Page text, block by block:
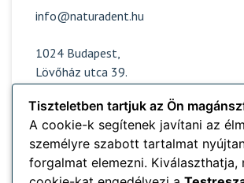
info@naturadent.hu
1024 Budapest,
Lövőház utca 39.
Nyitvatartás
Népszerű oldalak
Tiszteletben tartjuk az Ön
A cookie-k segítenek javítani az
személyre szabott tartalmat
forgalmat elemezni. Kiválaszthatja,